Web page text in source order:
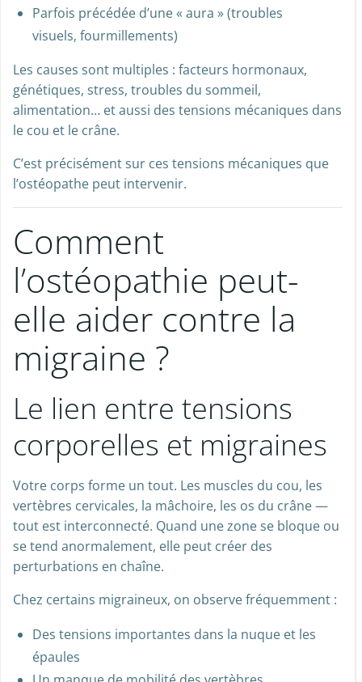
Parfois précédée d’une « aura » (troubles
visuels, fourmillements)
Les causes sont multiples : facteurs hormonaux,
génétiques, stress, troubles du sommeil,
alimentation… et aussi des tensions mécaniques dans
le cou et le crâne.
C’est précisément sur ces tensions mécaniques que
l’ostéopathe peut intervenir.
Comment
l’ostéopathie peut-
elle aider contre la
migraine ?
Le lien entre tensions
corporelles et migraines
Votre corps forme un tout. Les muscles du cou, les
vertèbres cervicales, la mâchoire, les os du crâne —
tout est interconnecté. Quand une zone se bloque ou
se tend anormalement, elle peut créer des
perturbations en chaîne.
Chez certains migraineux, on observe fréquemment :
Des tensions importantes dans la nuque et les
épaules